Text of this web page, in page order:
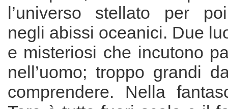
l’universo stellato per
negli abissi oceanici. Due
e misteriosi che incutono
nell’uomo; troppo grandi
comprendere. Nella